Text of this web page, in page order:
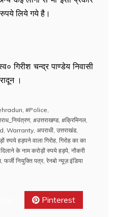
लिये गये है।
गिरीश चन्द्र पाण्डेय निवासी
।
, #Police,
, #उत्तराखण्ड, #क्रिमिनल,
, Warranty, अपराधी, उत्तराखंड,
रुपये हड़पने वाला गिरोह, गिरोह का का
दिलाने के नाम करोड़ों रुपये हड़पे, नौकरी
, फर्जी नियुक्ति पत्र, रेनबो न्यूज़ इंडिया
Pinterest